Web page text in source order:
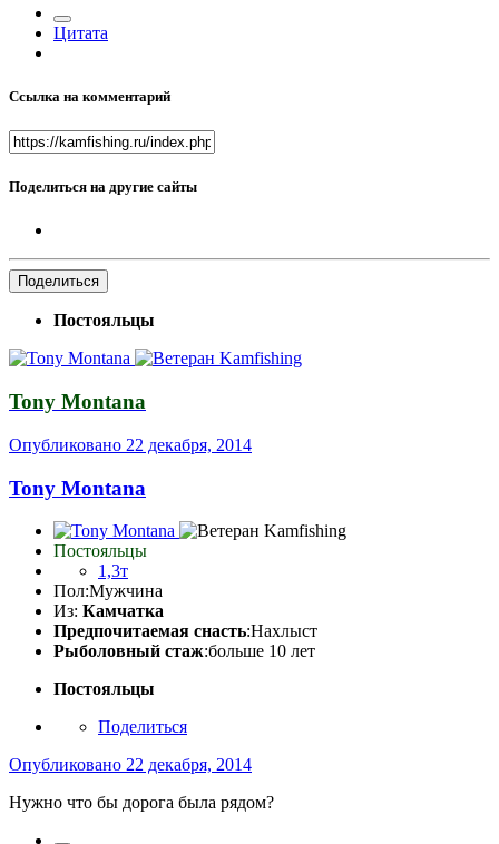
Цитата
Ссылка на комментарий
Поделиться на другие сайты
Поделиться
Постояльцы
Tony Montana
Опубликовано 22 декабря, 2014
Tony Montana
Постояльцы
1,3т
Пол:Мужчина
Из: Камчатка
Предпочитаемая снасть:Нахлыст
Рыболовный стаж:больше 10 лет
Постояльцы
Поделиться
Опубликовано 22 декабря, 2014
Нужно что бы дорога была рядом?